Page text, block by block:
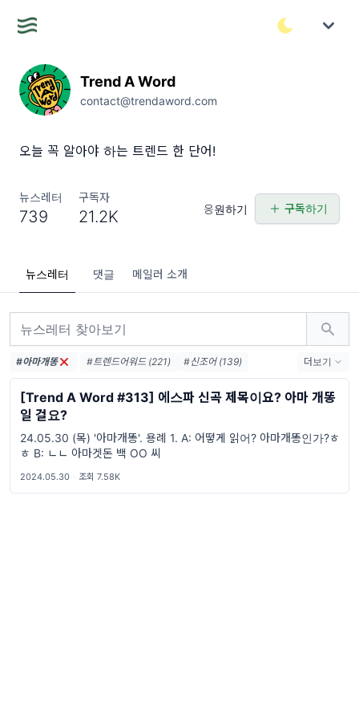
Trend A Word
contact@trendaword.com
오늘 꼭 알아야 하는 트렌드 한 단어!
뉴스레터
739
구독자
21.2K 응원하기 구독하기
뉴스레터 댓글 메일러 소개
#아마개똥 #트렌드어워드 (221)
#신조어 (139)
#trendaword (117)
#유행어 (57)
#휴재 (29)
#트렌드어워드뉴스레터 (27)
#2026밈 (26)
#밈 (24)
#MZ세대 (23)
#밈추천 (22)
#7월밈 (21)
#하루휴재 (18)
더보기
[Trend A Word #313] 에스파 신곡 제목이요? 아마 개똥
일 걸요?
24.05.30 (목) '아마개똥'. 용례 1. A: 어떻게 읽어? 아마개똥인가?ㅎ
ㅎ B: ㄴㄴ 아마겟돈 백 OO 씨
2024.05.30 · 조회 7.58K